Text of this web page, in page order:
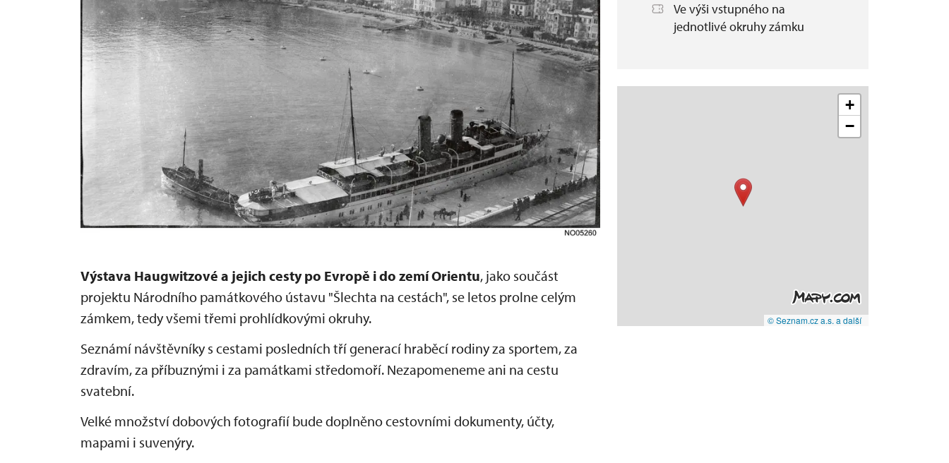
Výstava Haugwitzové a jejich cesty po Evropě i do zemí Orientu, jako součást
projektu Národního památkového ústavu "Šlechta na cestách", se letos prolne celým
zámkem, tedy všemi třemi prohlídkovými okruhy.
Seznámí návštěvníky s cestami posledních tří generací hraběcí rodiny za sportem, za
zdravím, za příbuznými i za památkami středomoří. Nezapomeneme ani na cestu
svatební.
Velké množství dobových fotografií bude doplněno cestovními dokumenty, účty,
mapami i suvenýry.
Ve výši vstupného na
jednotlivé okruhy zámku
+
−
© Seznam.cz a.s. a další